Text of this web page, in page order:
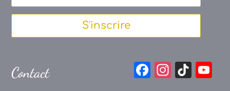
S'inscrire
Contact
F
In Ti